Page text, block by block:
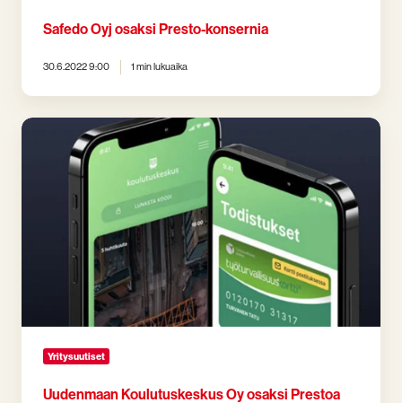
Safedo Oyj osaksi Presto-konsernia
30.6.2022 9:00 1 min lukuaika
Uudenmaan
Koulutuskeskus
Yritysuutiset
Uudenmaan Koulutuskeskus Oy osaksi Prestoa